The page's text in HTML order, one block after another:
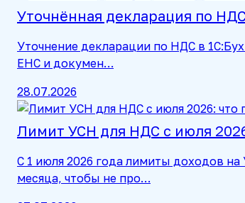
Уточнённая декларация по
Уточнение декларации по НДС в
ЕНС и докумен…
28.07.2026
Лимит УСН для НДС с июля
С 1 июля 2026 года лимиты доходов
месяца, чтобы не про…